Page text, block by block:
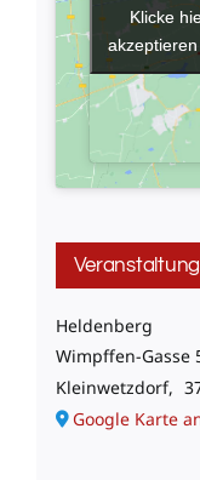
Heldenberg
Wimpffen-Gasse
Kleinwetzdorf,
Google Karte
Klicke
Klicke